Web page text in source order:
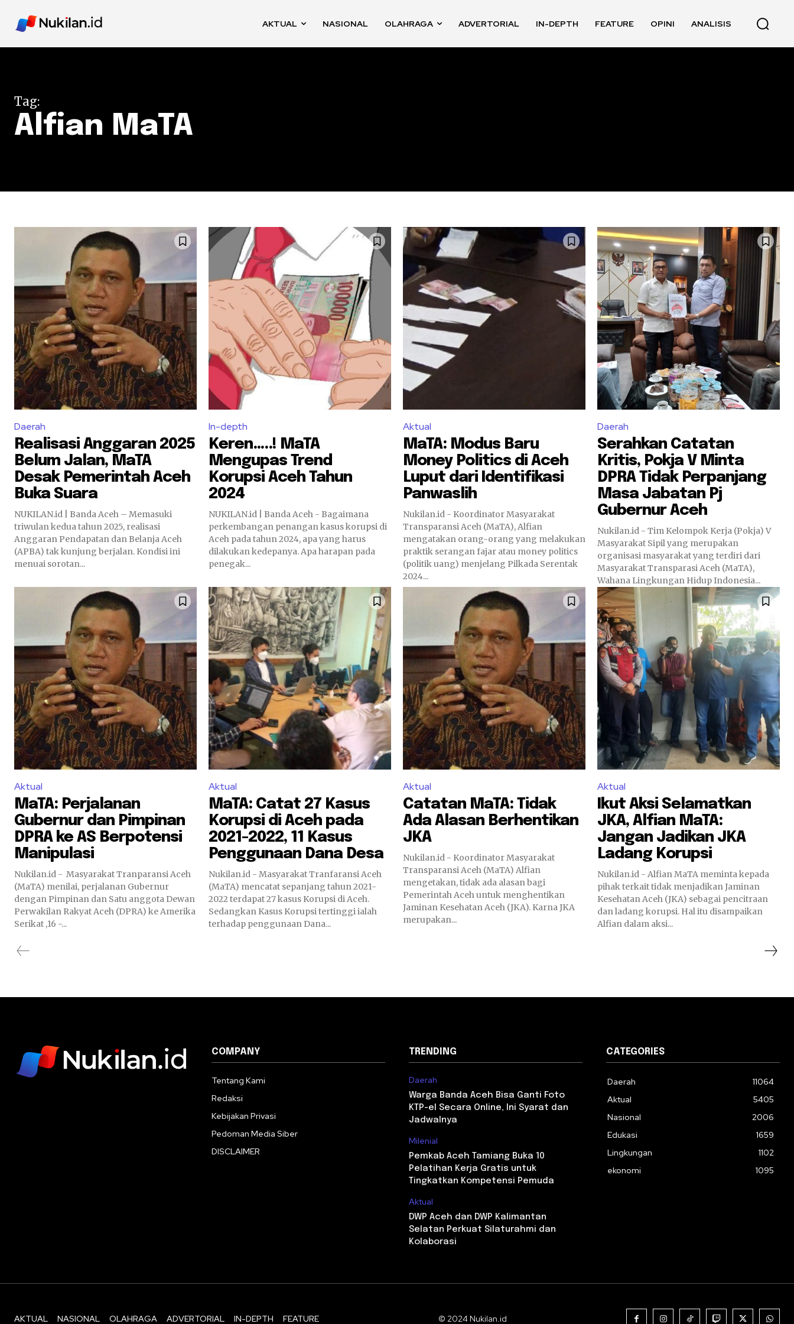
AKTUAL NASIONAL OLAHRAGA ADVERTORIAL IN-DEPTH FEATURE OPINI ANALISIS
Tag:
Alfian MaTA
Daerah
Realisasi Anggaran 2025
Belum Jalan, MaTA
Desak Pemerintah Aceh
Buka Suara
NUKILAN.id | Banda Aceh – Memasuki
triwulan kedua tahun 2025, realisasi
Anggaran Pendapatan dan Belanja Aceh
(APBA) tak kunjung berjalan. Kondisi ini
menuai sorotan...
In-depth
Keren…..! MaTA
Mengupas Trend
Korupsi Aceh Tahun
2024
NUKILAN.id | Banda Aceh - Bagaimana
perkembangan penangan kasus korupsi di
Aceh pada tahun 2024, apa yang harus
dilakukan kedepanya. Apa harapan pada
penegak...
Aktual
MaTA: Modus Baru
Money Politics di Aceh
Luput dari Identifikasi
Panwaslih
Nukilan.id - Koordinator Masyarakat
Transparansi Aceh (MaTA), Alfian
mengatakan orang-orang yang melakukan
praktik serangan fajar atau money politics
(politik uang) menjelang Pilkada Serentak
2024...
Daerah
Serahkan Catatan
Kritis, Pokja V Minta
DPRA Tidak Perpanjang
Masa Jabatan Pj
Gubernur Aceh
Nukilan.id - Tim Kelompok Kerja (Pokja) V
Masyarakat Sipil yang merupakan
organisasi masyarakat yang terdiri dari
Masyarakat Transparasi Aceh (MaTA),
Wahana Lingkungan Hidup Indonesia...
Aktual
MaTA: Perjalanan
Gubernur dan Pimpinan
DPRA ke AS Berpotensi
Manipulasi
Nukilan.id - Masyarakat Tranparansi Aceh
(MaTA) menilai, perjalanan Gubernur
dengan Pimpinan dan Satu anggota Dewan
Perwakilan Rakyat Aceh (DPRA) ke Amerika
Serikat ,16 -...
Aktual
MaTA: Catat 27 Kasus
Korupsi di Aceh pada
2021-2022, 11 Kasus
Penggunaan Dana Desa
Nukilan.id - Masyarakat Tranfaransi Aceh
(MaTA) mencatat sepanjang tahun 2021-
2022 terdapat 27 kasus Korupsi di Aceh.
Sedangkan Kasus Korupsi tertinggi ialah
terhadap penggunaan Dana...
Aktual
Catatan MaTA: Tidak
Ada Alasan Berhentikan
JKA
Nukilan.id - Koordinator Masyarakat
Transparansi Aceh (MaTA) Alfian
mengetakan, tidak ada alasan bagi
Pemerintah Aceh untuk menghentikan
Jaminan Kesehatan Aceh (JKA). Karna JKA
merupakan...
Aktual
Ikut Aksi Selamatkan
JKA, Alfian MaTA:
Jangan Jadikan JKA
Ladang Korupsi
Nukilan.id - Alfian MaTA meminta kepada
pihak terkait tidak menjadikan Jaminan
Kesehatan Aceh (JKA) sebagai pencitraan
dan ladang korupsi. Hal itu disampaikan
Alfian dalam aksi...
COMPANY
Tentang Kami
Redaksi
Kebijakan Privasi
Pedoman Media Siber
DISCLAIMER
TRENDING
Daerah
Warga Banda Aceh Bisa Ganti Foto
KTP-el Secara Online, Ini Syarat dan
Jadwalnya
Milenial
Pemkab Aceh Tamiang Buka 10
Pelatihan Kerja Gratis untuk
Tingkatkan Kompetensi Pemuda
Aktual
DWP Aceh dan DWP Kalimantan
Selatan Perkuat Silaturahmi dan
Kolaborasi
CATEGORIES
Daerah
11064
Aktual
5405
Nasional
2006
Edukasi
1659
Lingkungan
1102
ekonomi
1095
AKTUAL NASIONAL OLAHRAGA ADVERTORIAL IN-DEPTH FEATURE © 2024 Nukilan.id